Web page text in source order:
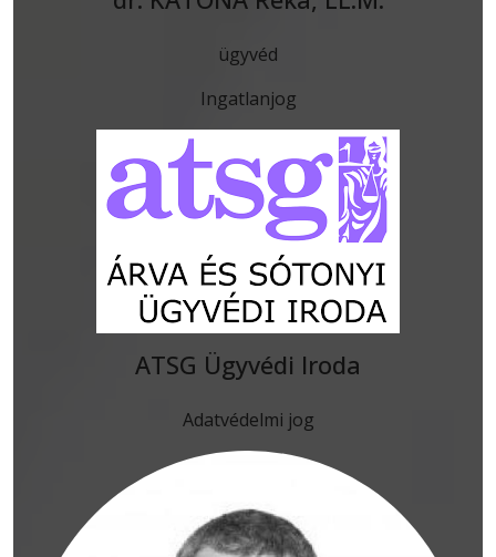
ügyvéd
Ingatlanjog
ATSG Ügyvédi Iroda
Adatvédelmi jog